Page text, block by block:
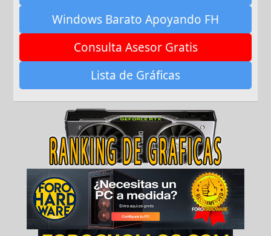
Windows Barato Apoyando FH
Consulta Asesor Gratis
Lista de Gráficas